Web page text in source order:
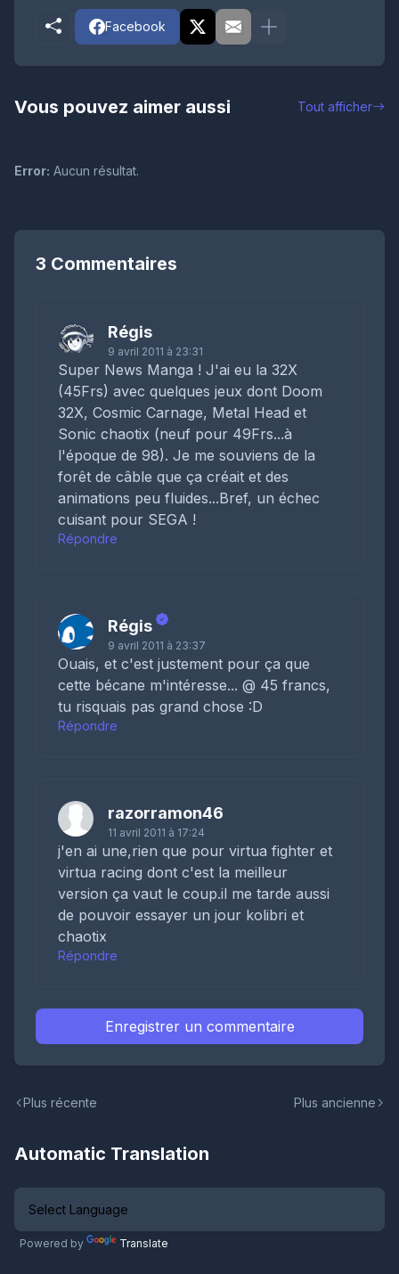
Facebook
Vous pouvez aimer aussi Tout afficher
Error: Aucun résultat.
3 Commentaires
Régis
9 avril 2011 à 23:31
Super News Manga ! J'ai eu la 32X
(45Frs) avec quelques jeux dont Doom
32X, Cosmic Carnage, Metal Head et
Sonic chaotix (neuf pour 49Frs...à
l'époque de 98). Je me souviens de la
forêt de câble que ça créait et des
animations peu fluides...Bref, un échec
cuisant pour SEGA !
Répondre
Régis
9 avril 2011 à 23:37
Ouais, et c'est justement pour ça que
cette bécane m'intéresse... @ 45 francs,
tu risquais pas grand chose :D
Répondre
razorramon46
11 avril 2011 à 17:24
j'en ai une,rien que pour virtua fighter et
virtua racing dont c'est la meilleur
version ça vaut le coup.il me tarde aussi
de pouvoir essayer un jour kolibri et
chaotix
Répondre
Enregistrer un commentaire
Plus récente Plus ancienne
Automatic Translation
Powered by Translate